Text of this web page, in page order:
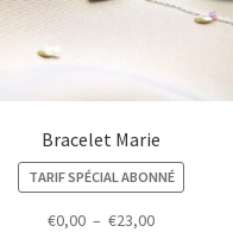
Bracelet Marie
TARIF SPÉCIAL ABONNÉ
€0,00 – €23,00Plage